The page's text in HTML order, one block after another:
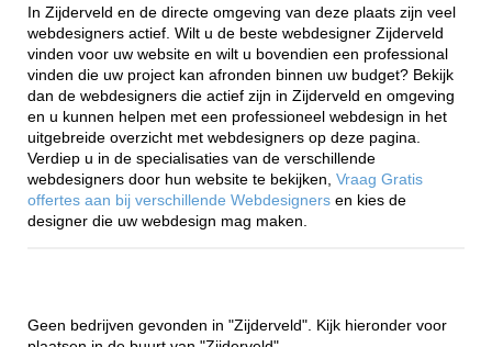
In Zijderveld en de directe omgeving van deze plaats zijn veel
webdesigners actief. Wilt u de beste webdesigner Zijderveld
vinden voor uw website en wilt u bovendien een professional
vinden die uw project kan afronden binnen uw budget? Bekijk
dan de webdesigners die actief zijn in Zijderveld en omgeving
en u kunnen helpen met een professioneel webdesign in het
uitgebreide overzicht met webdesigners op deze pagina.
Verdiep u in de specialisaties van de verschillende
webdesigners door hun website te bekijken, Vraag Gratis
offertes aan bij verschillende Webdesigners en kies de
designer die uw webdesign mag maken.
Geen bedrijven gevonden in "Zijderveld". Kijk hieronder voor